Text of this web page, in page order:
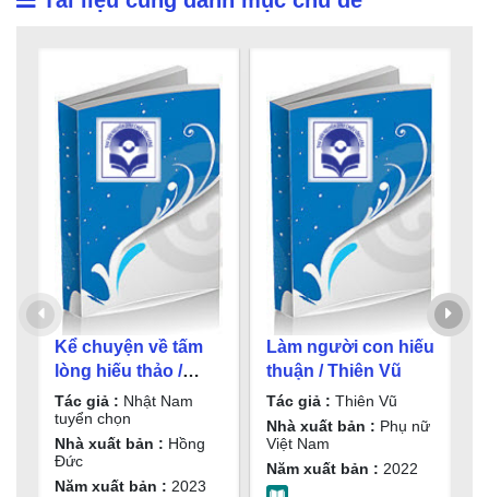
Kể chuyện về tấm
lòng hiếu thảo /
Nhật Nam tuyển
chọn
Tác giả : Nhật Nam
tuyển chọn
Nhà xuất bản : Hồng
Đức
Năm xuất bản : 2023
Làm người con hiếu
thuận / Thiên Vũ
Tác giả : Thiên Vũ
Nhà xuất bản : Phụ nữ
Việt Nam
Năm xuất bản : 2022